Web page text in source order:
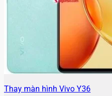
Thay màn hình Vivo Y36